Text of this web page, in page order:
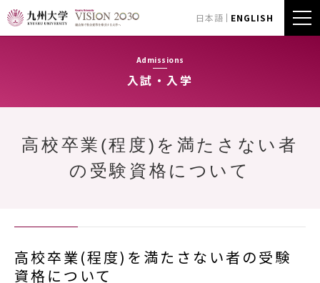
日本語 ENGLISH
Admissions
入試・入学
高校卒業(程度)を満たさない者
の受験資格について
高校卒業(程度)を満たさない者の受験
資格について